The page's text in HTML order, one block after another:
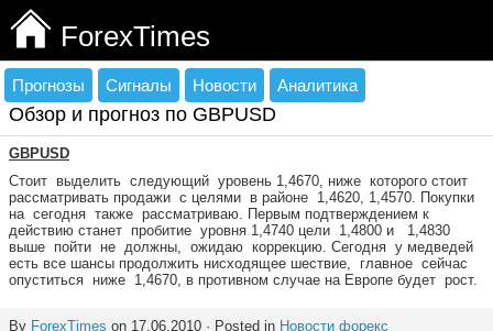
ForexTimes
Прогнозы Сигналы Новости Аналитика
Обзор и прогноз по GBPUSD
GBPUSD
Стоит выделить следующий уровень 1,4670, ниже которого стоит
рассматривать продажи с целями в районе 1,4620, 1,4570. Покупки
на сегодня также рассматриваю. Первым подтверждением к
действию станет пробитие уровня 1,4740 цели 1,4800 и 1,4830
выше пойти не должны, ожидаю коррекцию. Сегодня у медведей
есть все шансы продолжить нисходящее шествие, главное сейчас
опуститься ниже 1,4670, в противном случае на Европе будет рост.
By ForexTimes on 17.06.2010 · Posted in Новости форекс